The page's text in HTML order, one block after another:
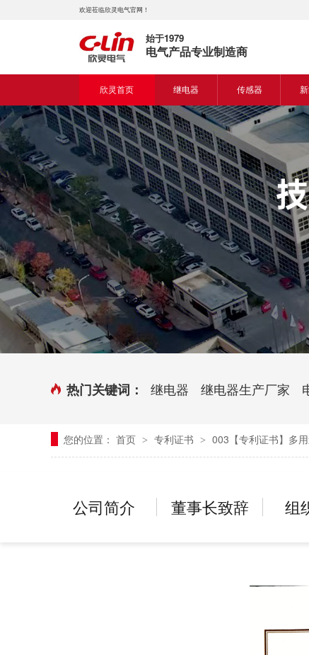
欢迎莅临欣灵电气官网！
始于1979
电气产品专业制造商
欣灵首页 继电器
时间继电器
固体继电器
计数继电器
液位继电器
电磁继电器及插座
时控开关
新能源继电器
传感器
接近开关
光电开关
编码器
热电偶
热电阻
传感器端子台
新
新
热门关键词： 继电器 继电器生产厂家
您的位置： 首页 > 专利证书 > 003【专利证书】多用
公司简介 董事长致辞 组